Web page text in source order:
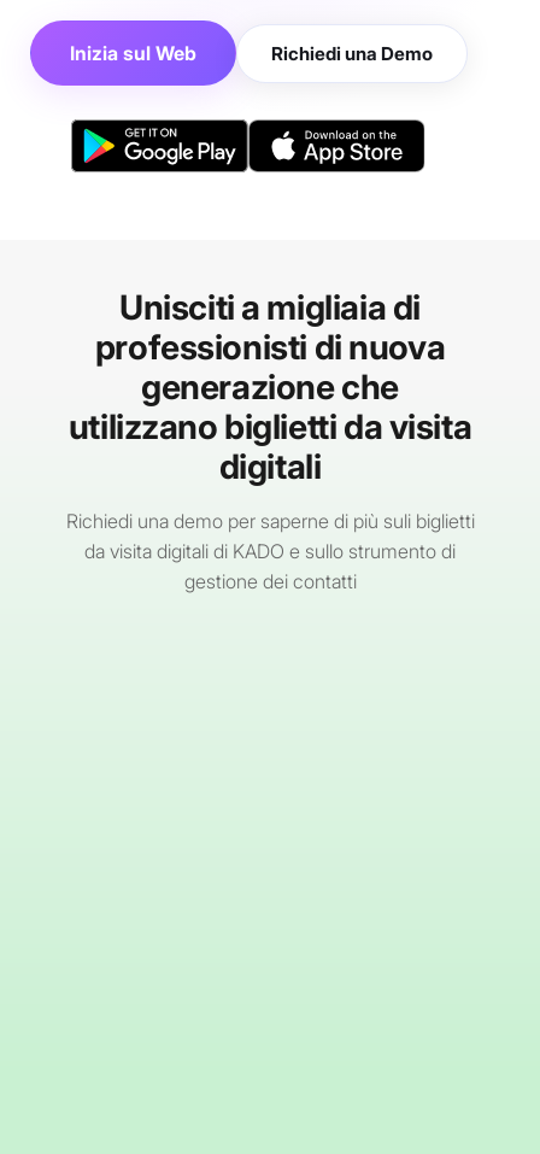
Inizia sul Web Richiedi una Demo
Unisciti a migliaia di
professionisti di nuova
generazione che
utilizzano biglietti da visita
digitali
Richiedi una demo per saperne di più suli biglietti
da visita digitali di KADO e sullo strumento di
gestione dei contatti